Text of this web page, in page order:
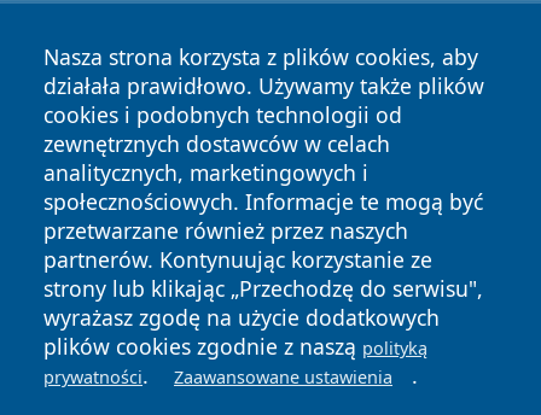
Nasza strona korzysta z plików cookies, aby
działała prawidłowo. Używamy także plików
cookies i podobnych technologii od
zewnętrznych dostawców w celach
analitycznych, marketingowych i
społecznościowych. Informacje te mogą być
przetwarzane również przez naszych
partnerów. Kontynuując korzystanie ze
strony lub klikając „Przechodzę do serwisu",
wyrażasz zgodę na użycie dodatkowych
plików cookies zgodnie z naszą polityką
prywatności. Zaawansowane ustawienia .
Copyright © 2026 faktywroclaw.pl Wszystkie prawa
zastrzeżone.
News Autorzy
Polityka
Prywatności
Polityka
Cookies